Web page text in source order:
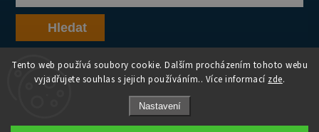
Tento web používá soubory cookie. Dalším procházením tohoto webu
vyjadřujete souhlas s jejich používáním.. Více informací zde.
Nastavení
Hledat